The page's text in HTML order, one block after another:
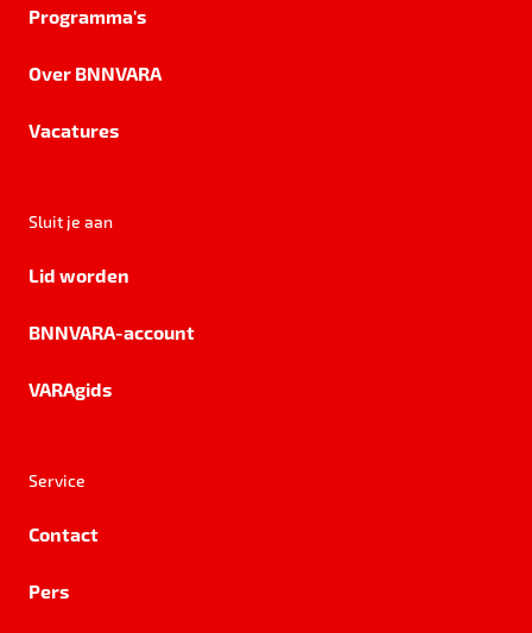
Programma's
Over BNNVARA
Vacatures
Sluit je aan
Lid worden
BNNVARA-account
VARAgids
Service
Contact
Pers